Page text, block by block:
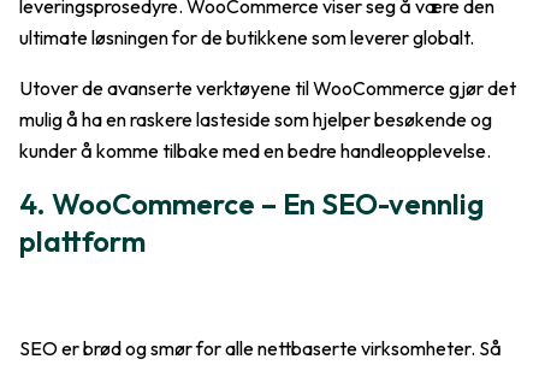
leveringsprosedyre. WooCommerce viser seg å være den
ultimate løsningen for de butikkene som leverer globalt.
Utover de avanserte verktøyene til WooCommerce gjør det
mulig å ha en raskere lasteside som hjelper besøkende og
kunder å komme tilbake med en bedre handleopplevelse.
4. WooCommerce – En SEO-vennlig
plattform
SEO er brød og smør for alle nettbaserte virksomheter. Så